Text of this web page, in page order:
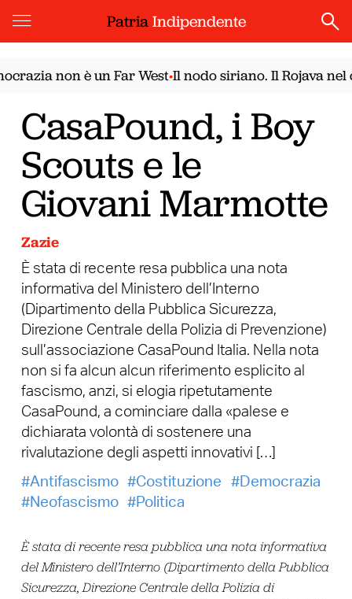
PatriaIndipendente
non è un Far West•Il nodo siriano. Il Rojava nel
CasaPound, i Boy
Scouts e le
Giovani Marmotte
Zazie
È stata di recente resa pubblica una nota
informativa del Ministero dell’Interno
(Dipartimento della Pubblica Sicurezza,
Direzione Centrale della Polizia di Prevenzione)
sull’associazione CasaPound Italia. Nella nota
non si fa alcun alcun riferimento esplicito al
fascismo, anzi, si elogia ripetutamente
CasaPound, a cominciare dalla «palese e
dichiarata volontà di sostenere una
rivalutazione degli aspetti innovativi […]
Antifascismo
Costituzione
Democrazia
Neofascismo
Politica
È stata di recente resa pubblica una nota informativa
del Ministero dell’Interno (Dipartimento della Pubblica
Sicurezza, Direzione Centrale della Polizia di